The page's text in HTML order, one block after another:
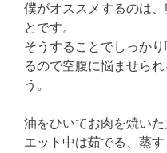
僕がオススメするのは
とです。
そうすることでしっか
るので空腹に悩ませら
う。
油をひいてお肉を焼い
エット中は茹でる、蒸